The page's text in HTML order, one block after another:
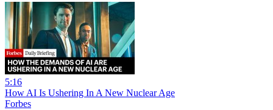
5:16
How AI Is Ushering In A New Nuclear Age
Forbes